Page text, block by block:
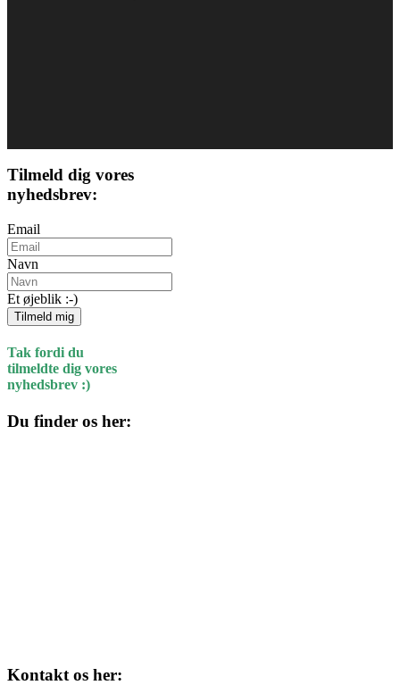
Tilmeld dig vores
nyhedsbrev:
Email
Navn
Et øjeblik :-)
Tilmeld mig
Tak fordi du
tilmeldte dig vores
nyhedsbrev :)
Du finder os her:
Kontakt os her: